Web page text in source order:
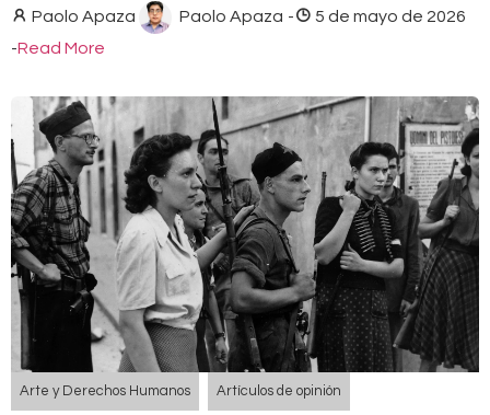
Paolo Apaza Paolo Apaza -
5 de mayo de 2026
-Read More
Arte y Derechos Humanos Artículos de opinión